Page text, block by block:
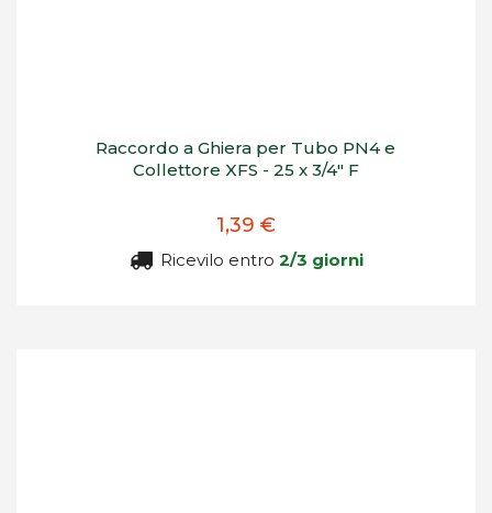
Raccordo a Ghiera per Tubo PN4 e
Collettore XFS - 25 x 3/4" F
1,39 €
Ricevilo entro 2/3 giorni